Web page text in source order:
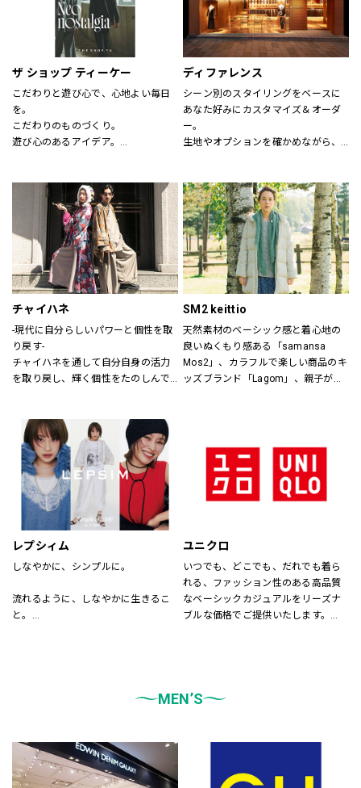
「合理的に選ぶ事」「楽しく選ぶ
事」その両者がまったく矛盾しない
事を証明する、スーツの新しい買い
方そのものをデザインしたショップ
です。
ザ ショップ ティーケー
こだわりと遊び心で、心地よい毎日
を。
こだわりのものづくり。
遊び心のあるアイデア。
THE SHOP TKは、心地よい毎日をデ
ザインします。
ディファレンス
シーン別のスタイリングをベースに
あなた好みにカスタマイズ＆オーダ
ー。
生地やオプションを確かめながら、
チャイハネ
-現代に自分らしいパワーと個性を取
り戻す-
チャイハネを通して自分自身の活力
を取り戻し、輝く個性をたのしんで
フスタイル提案や価値観の共有を計
り、現代生活において、必要な活気
を取り戻す力になりたいと考えてい
ます。
SM2 keittio
天然素材のベーシック感と着心地の
良いぬくもり感ある「samansa
Mos2」、カラフルで楽しい商品のキ
ッズブランド「Lagom」、親子が楽
レプシィム
しなやかに、シンプルに。
流れるように、しなやかに生きるこ
と。
大人女性に似合うスタイルを提案し
ユニクロ
いつでも、どこでも、だれでも着ら
れる、ファッション性のある高品質
なベーシックカジュアルをリーズナ
ブルな価格でご提供いたします。
などをゾーンに分けて配置し、広
MEN’S